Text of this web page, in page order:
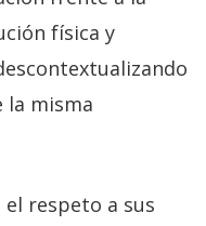
física y
la misma
respeto a sus